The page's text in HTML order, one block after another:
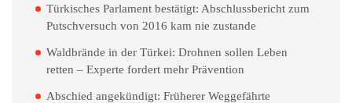
Türkisches Parlament bestätigt: Abschlussbericht zum
Putschversuch von 2016 kam nie zustande
Waldbrände in der Türkei: Drohnen sollen Leben
retten – Experte fordert mehr Prävention
Abschied angekündigt: Früherer Weggefährte